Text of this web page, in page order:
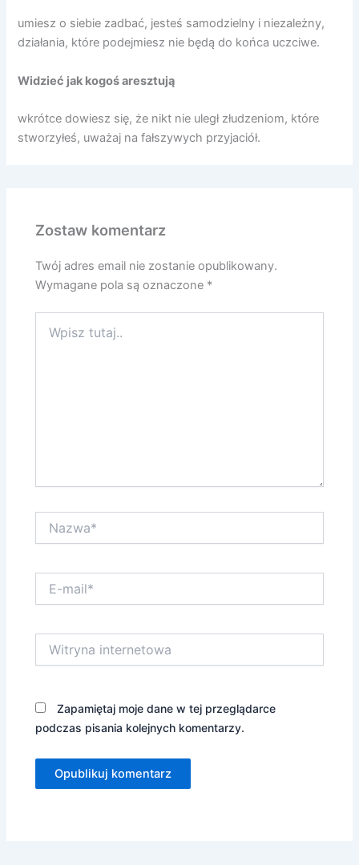
umiesz o siebie zadbać, jesteś samodzielny i niezależny,
działania, które podejmiesz nie będą do końca uczciwe.
Widzieć jak kogoś aresztują
wkrótce dowiesz się, że nikt nie uległ złudzeniom, które
stworzyłeś, uważaj na fałszywych przyjaciół.
Zostaw komentarz
Twój adres email nie zostanie opublikowany.
Wymagane pola są oznaczone *
tutaj..
mail*
internetowa
Zapamiętaj moje dane w tej przeglądarce
podczas pisania kolejnych komentarzy.